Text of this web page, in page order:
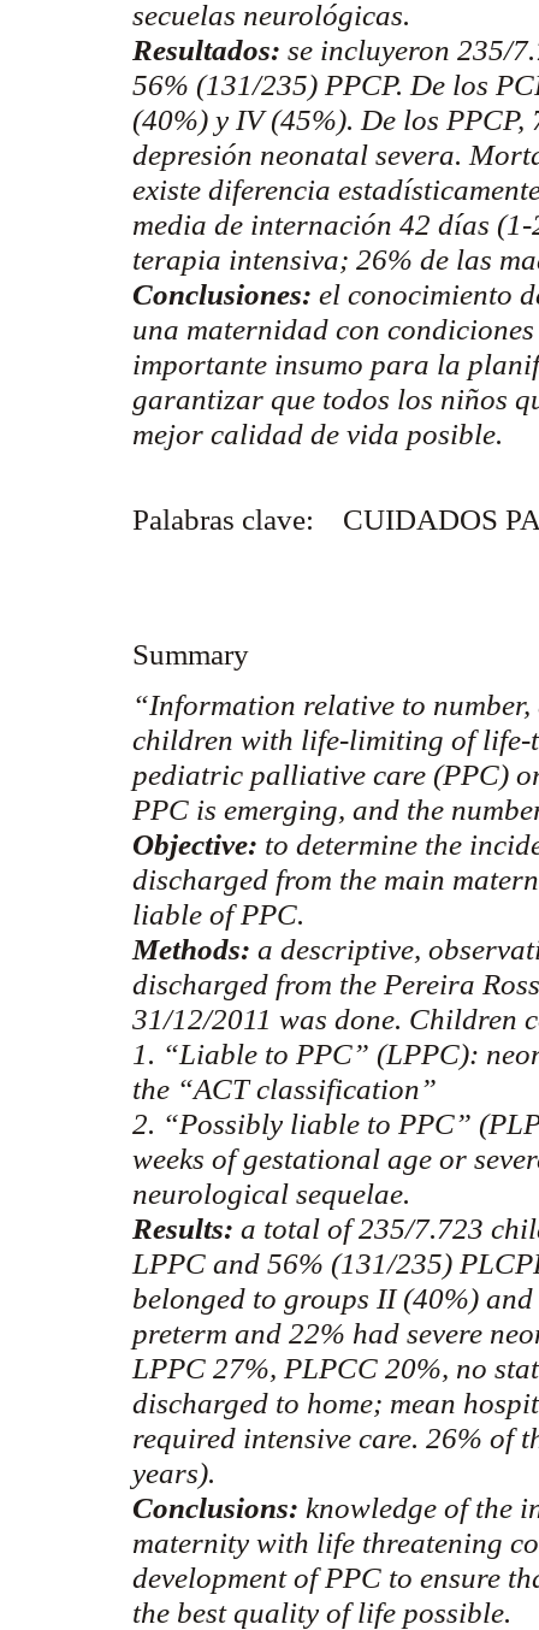
secuelas neurológicas.
Resultados: se incluyeron 235/
56% (131/235) PPCP. De los
(40%) y IV (45%). De los
depresión neonatal severa.
existe diferencia
media de internación 42 días
terapia intensiva; 26% de las
Conclusiones: el conocimiento
una maternidad con
importante insumo para la
garantizar que todos los niños
mejor calidad de vida posible.
Palabras clave: CUIDADOS
Summary
“Information relative to
children with life-limiting of life-
pediatric palliative care (PPC)
PPC is emerging, and the
Objective: to determine the
discharged from the main
liable of PPC.
Methods: a descriptive,
discharged from the Pereira
31/12/2011 was done. Children
1. “Liable to PPC” (LPPC):
the “ACT classification”
2. “Possibly liable to PPC”
weeks of gestational age or
neurological sequelae.
Results: a total of 235/7.723
LPPC and 56% (131/235)
belonged to groups II (40%)
preterm and 22% had severe
LPPC 27%, PLPCC 20%, no
discharged to home; mean
required intensive care. 26% of
years).
Conclusions: knowledge of the
maternity with life threatening
development of PPC to ensure
the best quality of life possible.